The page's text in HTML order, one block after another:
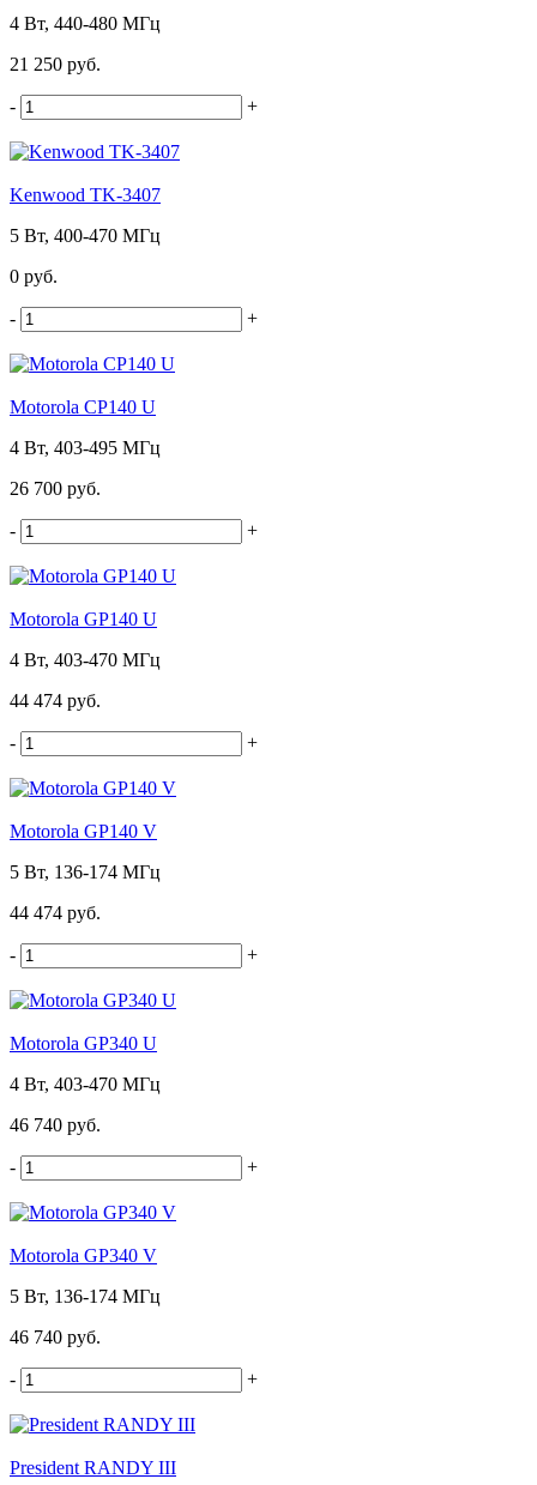
4 Вт, 440-480 МГц
21 250 руб.
- +
Kenwood TK-3407
5 Вт, 400-470 МГц
0 руб.
- +
Motorola CP140 U
4 Вт, 403-495 МГц
26 700 руб.
- +
Motorola GP140 U
4 Вт, 403-470 МГц
44 474 руб.
- +
Motorola GP140 V
5 Вт, 136-174 МГц
44 474 руб.
- +
Motorola GP340 U
4 Вт, 403-470 МГц
46 740 руб.
- +
Motorola GP340 V
5 Вт, 136-174 МГц
46 740 руб.
- +
President RANDY III